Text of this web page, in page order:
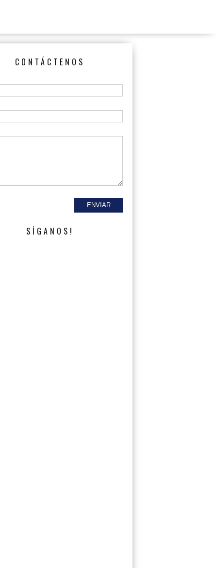
CONTÁCTENOS
SÍGANOS!